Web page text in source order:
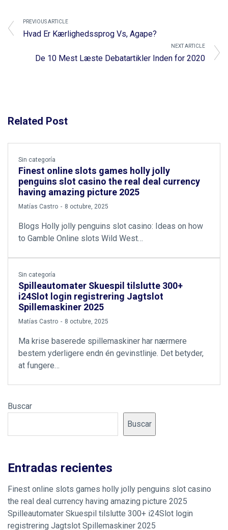
PREVIOUS ARTICLE
Hvad Er Kærlighedssprog Vs, Agape?
NEXT ARTICLE
De 10 Mest Læste Debatartikler Inden for 2020
Related Post
Sin categoría
Finest online slots games holly jolly
penguins slot casino the real deal currency
having amazing picture 2025
by
Matías Castro 8 octubre, 2025
Blogs Holly jolly penguins slot casino: Ideas on how
to Gamble Online slots Wild West…
Sin categoría
Spilleautomater Skuespil tilslutte 300+
i24Slot login registrering Jagtslot
Spillemaskiner 2025
by
Matías Castro 8 octubre, 2025
Ma krise baserede spillemaskiner har nærmere
bestem yderligere endn én gevinstlinje. Det betyder,
at fungere…
Buscar
Buscar
Entradas recientes
Finest online slots games holly jolly penguins slot casino
the real deal currency having amazing picture 2025
Spilleautomater Skuespil tilslutte 300+ i24Slot login
registrering Jagtslot Spillemaskiner 2025